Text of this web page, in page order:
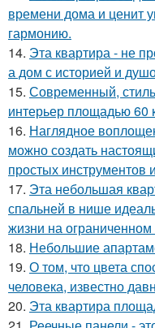
времени дома и ценит
гармонию.
14. Эта квартира - не
а дом с историей и
15. Современный,
интерьер площадью 60
16. Наглядное
можно создать
простых инструментов
17. Эта небольшая
спальней в нише
жизни на ограниченном
18. Небольшие
19. О том, что цвета
человека, известно
20. Эта квартира